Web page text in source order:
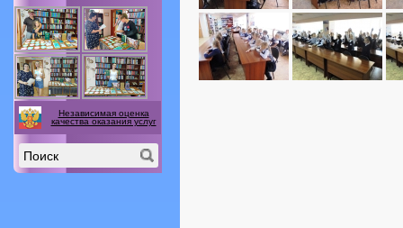
Независимая оценка
качества оказания услуг